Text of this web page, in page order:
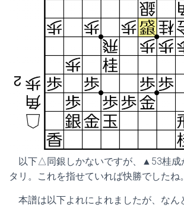
以下△同銀しかないですが、▲53桂成
タリ。これを指せていれば快勝でしたね。
本譜は以下よれによれましたが、なん